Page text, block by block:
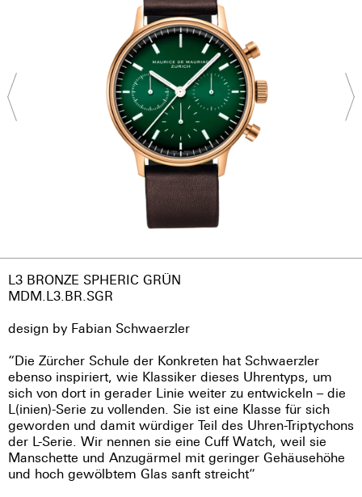
L3 BRONZE SPHERIC GRÜN
MDM.L3.BR.SGR
design by Fabian Schwaerzler
“Die Zürcher Schule der Konkreten hat Schwaerzler
ebenso inspiriert, wie Klassiker dieses Uhrentyps, um
sich von dort in gerader Linie weiter zu entwickeln – die
L(inien)-Serie zu vollenden. Sie ist eine Klasse für sich
geworden und damit würdiger Teil des Uhren-Triptychons
der L-Serie. Wir nennen sie eine Cuff Watch, weil sie
Manschette und Anzugärmel mit geringer Gehäusehöhe
und hoch gewölbtem Glas sanft streicht”